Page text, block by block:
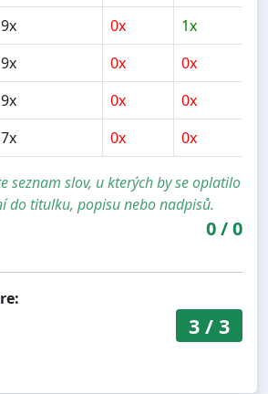
9x 0x 1x
9x 0x 0x
9x 0x 0x
7x 0x 0x
seznam slov, u kterých by se oplatilo
do titulku, popisu nebo nadpisů.
0/0
3/ 3